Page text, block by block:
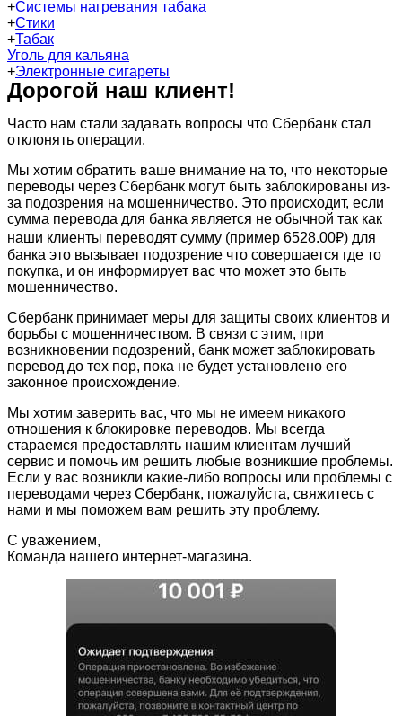
+Системы нагревания табака
+Стики
+Табак
Уголь для кальяна
+Электронные сигареты
Дорогой наш клиент!
Часто нам стали задавать вопросы что Сбербанк стал
отклонять операции.
Мы хотим обратить ваше внимание на то, что некоторые
переводы через Сбербанк могут быть заблокированы из-
за подозрения на мошенничество. Это происходит, если
сумма перевода для банка является не обычной так как
наши клиенты переводят сумму (пример 6528.00₽) для
банка это вызывает подозрение что совершается где то
покупка, и он информирует вас что может это быть
мошенничество.
Сбербанк принимает меры для защиты своих клиентов и
борьбы с мошенничеством. В связи с этим, при
возникновении подозрений, банк может заблокировать
перевод до тех пор, пока не будет установлено его
законное происхождение.
Мы хотим заверить вас, что мы не имеем никакого
отношения к блокировке переводов. Мы всегда
стараемся предоставлять нашим клиентам лучший
сервис и помочь им решить любые возникшие проблемы.
Если у вас возникли какие-либо вопросы или проблемы с
переводами через Сбербанк, пожалуйста, свяжитесь с
нами и мы поможем вам решить эту проблему.
С уважением,
Команда нашего интернет-магазина.